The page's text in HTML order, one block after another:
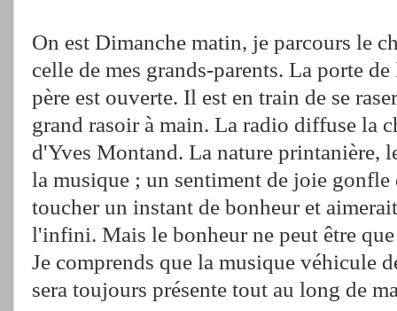
On est Dimanche matin, je parcours le
celle de mes grands-parents. La porte
père est ouverte. Il est en train de se
grand rasoir à main. La radio diffuse la
d'Yves Montand. La nature printanière,
la musique ; un sentiment de joie
toucher un instant de bonheur et
l'infini. Mais le bonheur ne peut être
Je comprends que la musique véhicule
sera toujours présente tout au long de